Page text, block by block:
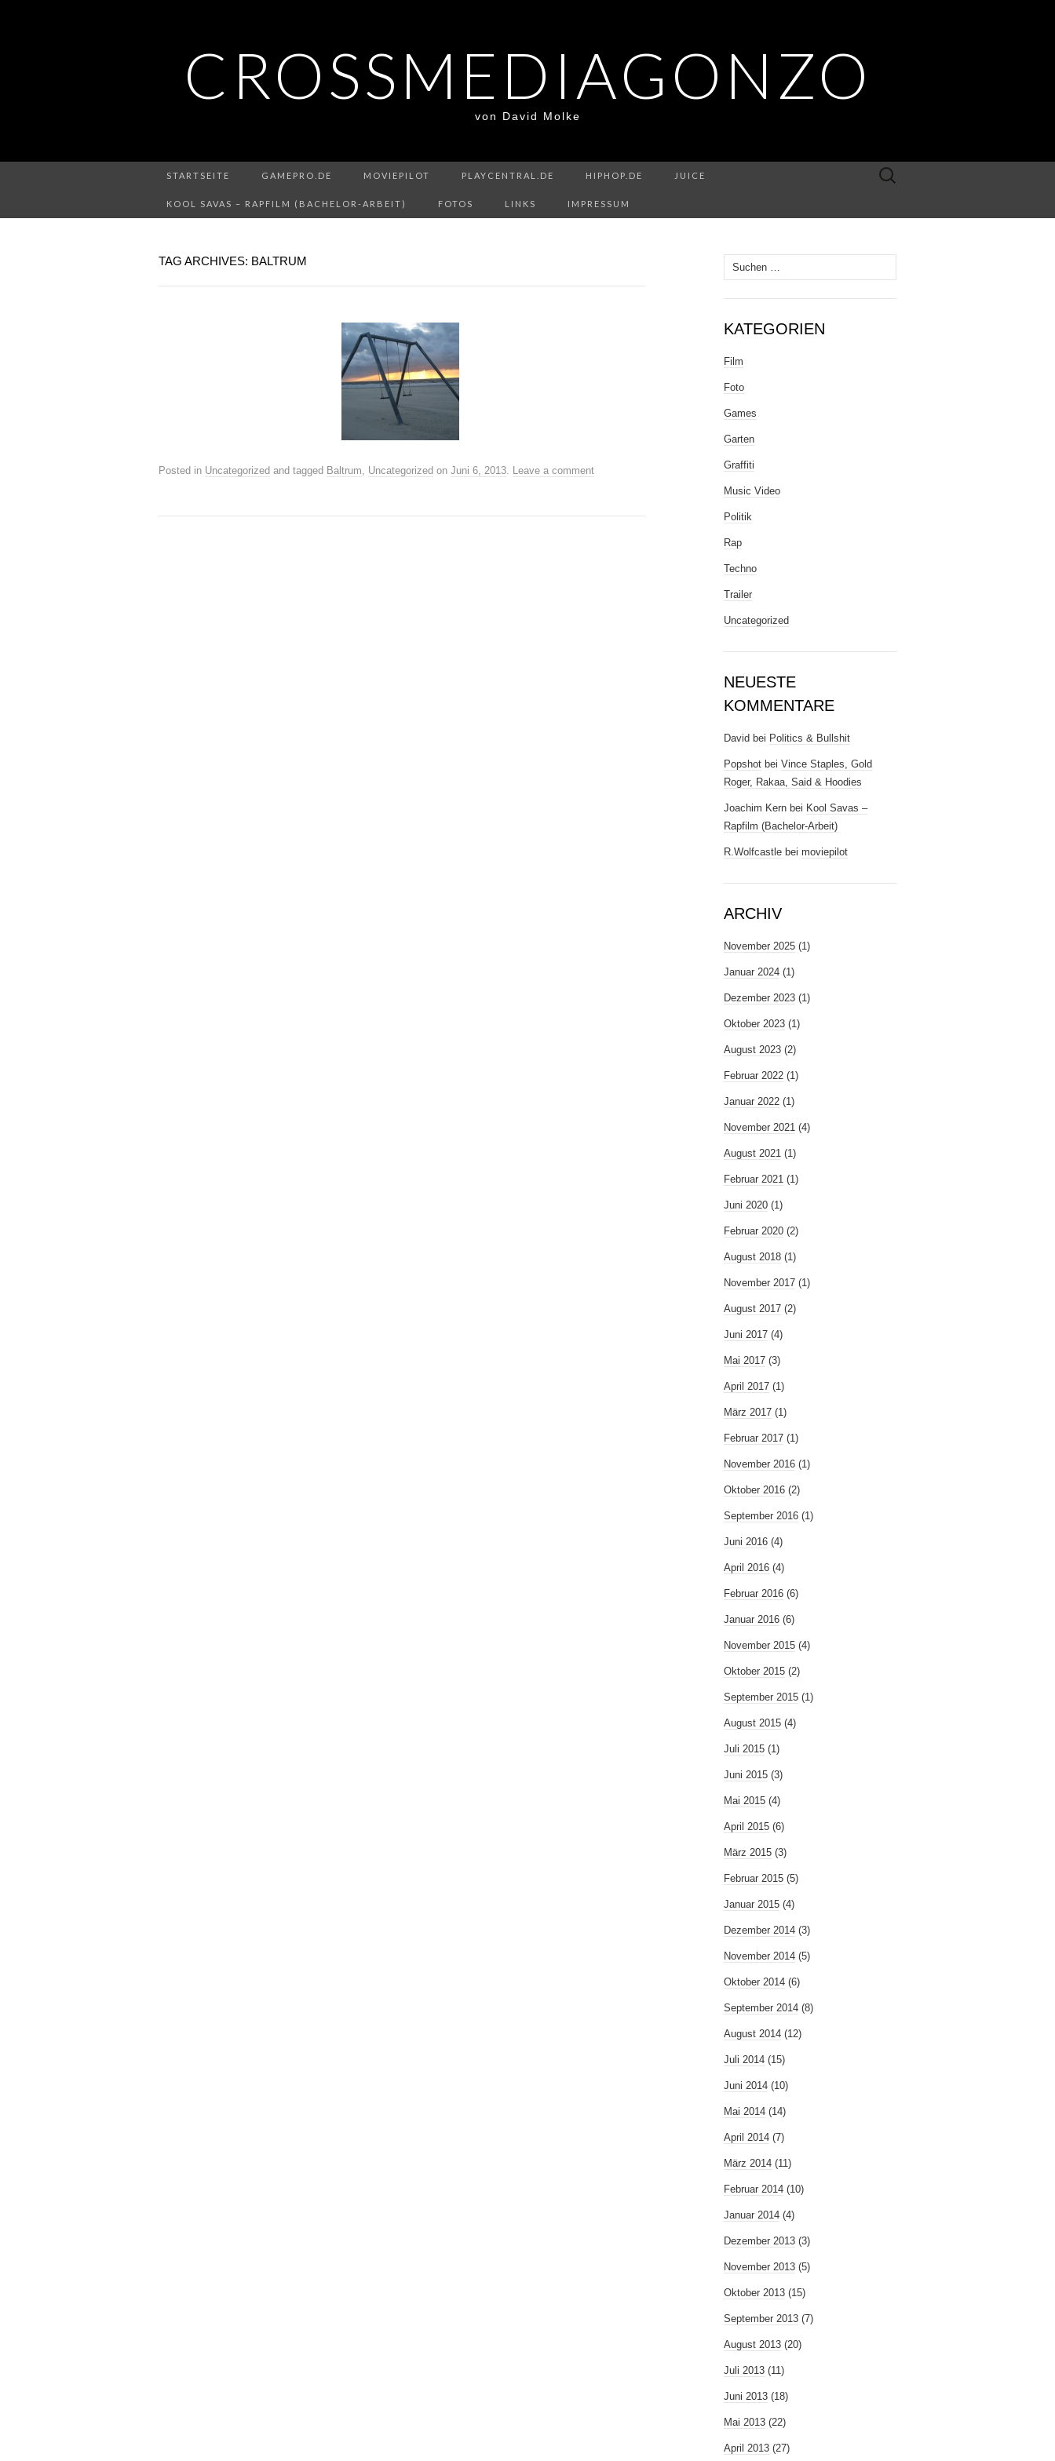
CROSSMEDIAGONZO
von David Molke
STARTSEITE GAMEPRO.DE MOVIEPILOT PLAYCENTRAL.DE HIPHOP.DE JUICE
KOOL SAVAS – RAPFILM (BACHELOR-ARBEIT) FOTOS LINKS IMPRESSUM
Suche
TAG ARCHIVES: BALTRUM
Posted in Uncategorized and tagged Baltrum, Uncategorized on Juni 6, 2013. Leave a comment
Suche
nach:
KATEGORIEN
Film
Foto
Games
Garten
Graffiti
Music Video
Politik
Rap
Techno
Trailer
Uncategorized
NEUESTE
KOMMENTARE
David bei Politics & Bullshit
Popshot bei Vince Staples, Gold
Roger, Rakaa, Said & Hoodies
Joachim Kern bei Kool Savas –
Rapfilm (Bachelor-Arbeit)
R.Wolfcastle bei moviepilot
ARCHIV
November 2025 (1)
Januar 2024 (1)
Dezember 2023 (1)
Oktober 2023 (1)
August 2023 (2)
Februar 2022 (1)
Januar 2022 (1)
November 2021 (4)
August 2021 (1)
Februar 2021 (1)
Juni 2020 (1)
Februar 2020 (2)
August 2018 (1)
November 2017 (1)
August 2017 (2)
Juni 2017 (4)
Mai 2017 (3)
April 2017 (1)
März 2017 (1)
Februar 2017 (1)
November 2016 (1)
Oktober 2016 (2)
September 2016 (1)
Juni 2016 (4)
April 2016 (4)
Februar 2016 (6)
Januar 2016 (6)
November 2015 (4)
Oktober 2015 (2)
September 2015 (1)
August 2015 (4)
Juli 2015 (1)
Juni 2015 (3)
Mai 2015 (4)
April 2015 (6)
März 2015 (3)
Februar 2015 (5)
Januar 2015 (4)
Dezember 2014 (3)
November 2014 (5)
Oktober 2014 (6)
September 2014 (8)
August 2014 (12)
Juli 2014 (15)
Juni 2014 (10)
Mai 2014 (14)
April 2014 (7)
März 2014 (11)
Februar 2014 (10)
Januar 2014 (4)
Dezember 2013 (3)
November 2013 (5)
Oktober 2013 (15)
September 2013 (7)
August 2013 (20)
Juli 2013 (11)
Juni 2013 (18)
Mai 2013 (22)
April 2013 (27)